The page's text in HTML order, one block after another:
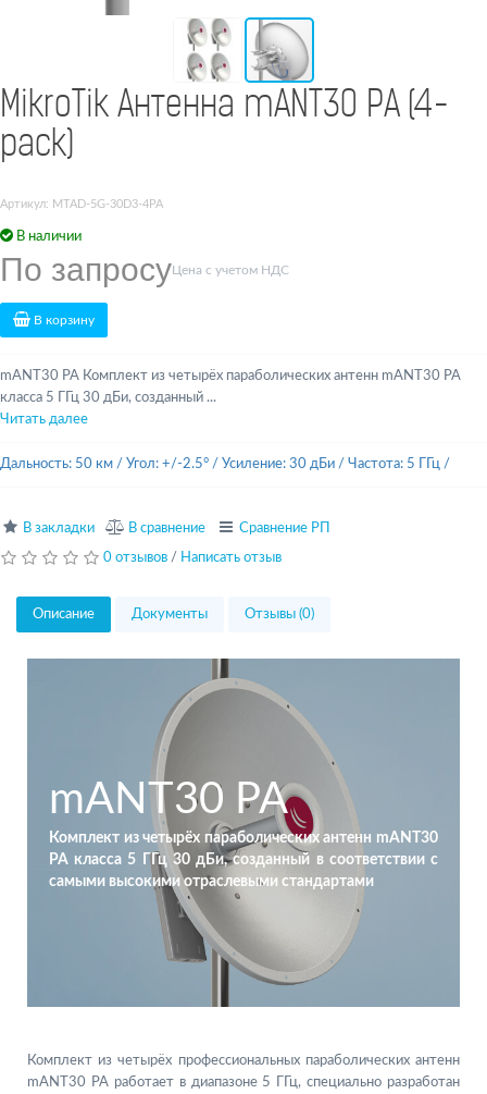
MikroTik Антенна mANT30 PA (4-
pack)
Артикул: MTAD-5G-30D3-4PA
В наличии
По запросу Цена с учетом НДС
В корзину
mANT30 PA Комплект из четырёх параболических антенн mANT30 PA
класса 5 ГГц 30 дБи, созданный ...
Читать далее
Дальность: 50 км / Угол: +/-2.5° / Усиление: 30 дБи / Частота: 5 ГГц /
В закладки В сравнение Сравнение РП
0 отзывов / Написать отзыв
Описание Документы Отзывы (0)
mANT30 PA
Комплект из четырёх параболических антенн mANT30
PA класса 5 ГГц 30 дБи, созданный в соответствии с
самыми высокими отраслевыми стандартами
Комплект из четырёх профессиональных параболических антенн
mANT30 PA работает в диапазоне 5 ГГц, специально разработан